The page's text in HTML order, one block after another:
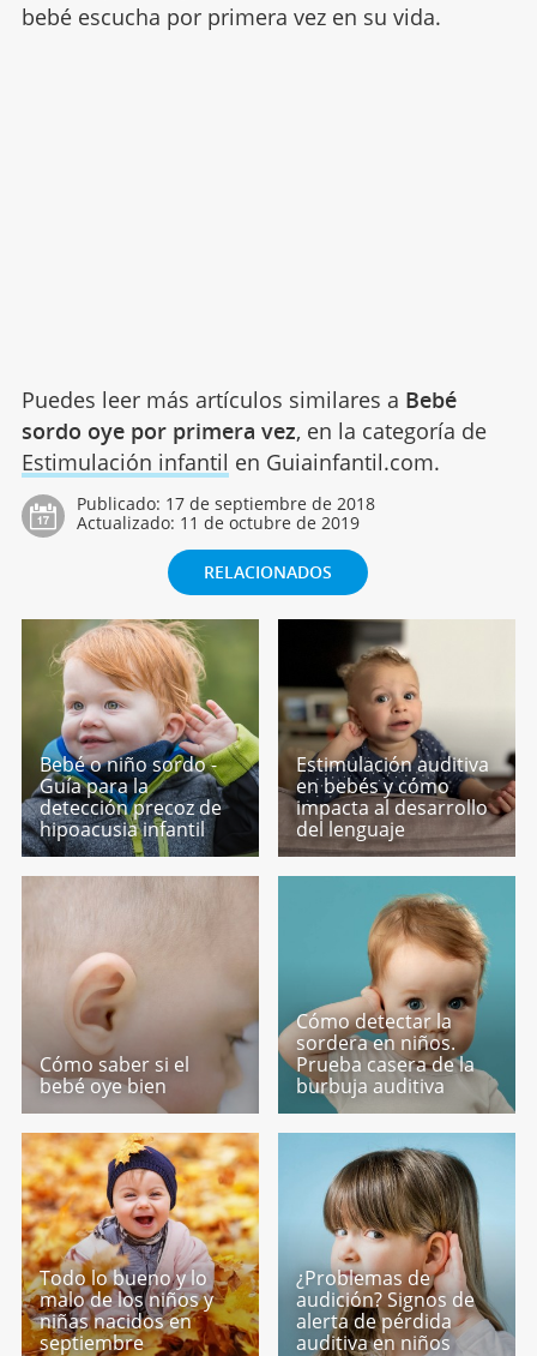
bebé escucha por primera vez en su vida.
Puedes leer más artículos similares a Bebé
sordo oye por primera vez, en la categoría de
Estimulación infantil en Guiainfantil.com.
Publicado: 17 de septiembre de 2018
Actualizado: 11 de octubre de 2019
RELACIONADOS
Bebé o niño sordo -
Guía para la
detección precoz de
hipoacusia infantil
Estimulación auditiva
en bebés y cómo
impacta al desarrollo
del lenguaje
Cómo saber si el
bebé oye bien
Cómo detectar la
sordera en niños.
Prueba casera de la
burbuja auditiva
Todo lo bueno y lo
malo de los niños y
niñas nacidos en
septiembre
¿Problemas de
audición? Signos de
alerta de pérdida
auditiva en niños